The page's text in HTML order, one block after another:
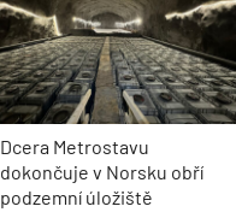
Dcera Metrostavu
dokončuje v Norsku obří
podzemní úložiště